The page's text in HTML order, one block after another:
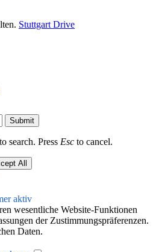
Stuttgart Drive
Submit
search. Press Esc to cancel.
All
aktiv
wesentliche Website-Funktionen
der Zustimmungspräferenzen.
Daten.